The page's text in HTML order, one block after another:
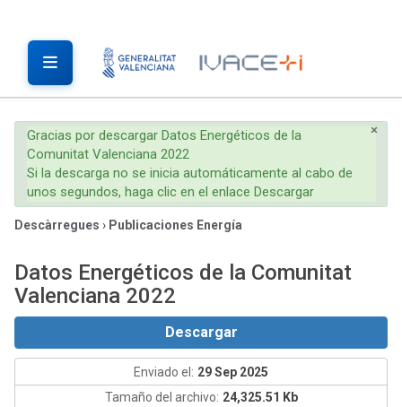
×
Gracias por descargar Datos Energéticos de la
Comunitat Valenciana 2022
Si la descarga no se inicia automáticamente al cabo de
unos segundos, haga clic en el enlace Descargar
Descàrregues › Publicaciones Energía
Datos Energéticos de la Comunitat
Valenciana 2022
Descargar
Enviado el: 29 Sep 2025
Tamaño del archivo: 24,325.51 Kb